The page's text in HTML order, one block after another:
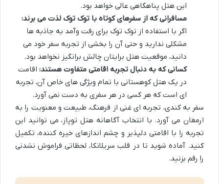
این هتل پناهگاهی عالی خواهد بود.
مسافرانی که از سفرهای کوتاه با توک توک لذت می برند:
اگر با استفاده از توک توک برای رفت وآمد به جاذبه ها
مشکلی ندارید و حتی آن را بخشی از تجربه سفر خود می
دانید، موقعیت هتل برایتان چالش برانگیز نخواهد بود.
کسانی که به دنبال تجربه اقامتی متفاوت هستند: اقامت
در یک هتل کوهستانی با تمام ویژگی های خاص آن، تجربه
ای است که هر کسی در هر سفری به دست نمی آورد.
سفر به کندی، تجربه ای غنی از فرهنگ، طبیعت و معنویت را به
ارمغان می آورد. با انتخاب آگاهانه هتل توپاز، می توانید این
تجربه را با اقامتی دلپذیر و چشم اندازهای خیره کننده، تکمیل
کنید. آماده شوید تا در قلب سریلانکا، لحظاتی فراموش نشدنی
را رقم بزنید.